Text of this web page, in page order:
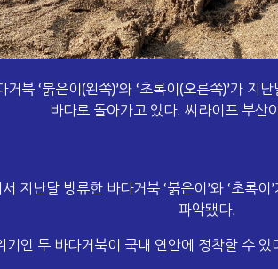
거북 ‘붉은이(왼쪽)’와 ‘초록이(오른쪽)’가 지
바다로 돌아가고 있다. 씨라이프 부산
지난달 방류한 바다거북 ‘붉은이’와 ‘초록
파악됐다.
기인 두 바다거북이 국내 연안에 정착할 수